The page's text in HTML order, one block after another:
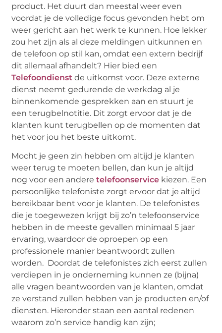
product. Het duurt dan meestal weer even
voordat je de volledige focus gevonden hebt om
weer gericht aan het werk te kunnen. Hoe lekker
zou het zijn als al deze meldingen uitkunnen en
de telefoon op stil kan, omdat een extern bedrijf
dit allemaal afhandelt? Hier bied een
Telefoondienst de uitkomst voor. Deze externe
dienst neemt gedurende de werkdag al je
binnenkomende gesprekken aan en stuurt je
een terugbelnotitie. Dit zorgt ervoor dat je de
klanten kunt terugbellen op de momenten dat
het voor jou het beste uitkomt.
Mocht je geen zin hebben om altijd je klanten
weer terug te moeten bellen, dan kun je altijd
nog voor een anderetelefoonservice kiezen. Een
persoonlijke telefoniste zorgt ervoor dat je altijd
bereikbaar bent voor je klanten. De telefonistes
die je toegewezen krijgt bij zo’n telefoonservice
hebben in de meeste gevallen minimaal 5 jaar
ervaring, waardoor de oproepen op een
professionele manier beantwoordt zullen
worden. Doordat de telefonistes zich eerst zullen
verdiepen in je onderneming kunnen ze (bijna)
alle vragen beantwoorden van je klanten, omdat
ze verstand zullen hebben van je producten en/of
diensten. Hieronder staan een aantal redenen
waarom zo’n service handig kan zijn;